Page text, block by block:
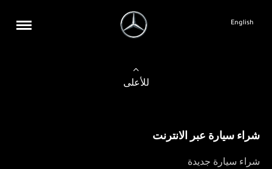
English
للأعلى
شراء سيارة عبر الانترنت
شراء سيارة جديدة